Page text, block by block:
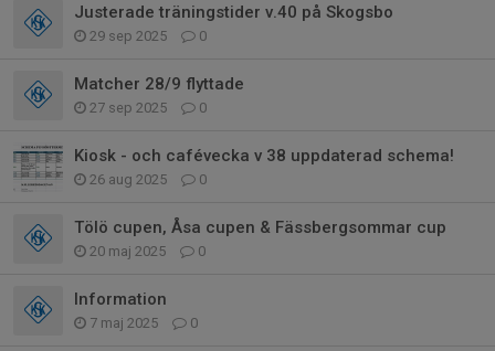
Justerade träningstider v.40 på Skogsbo
29 sep 2025 0
Matcher 28/9 flyttade
27 sep 2025 0
Kiosk - och cafévecka v 38 uppdaterad schema!
26 aug 2025 0
Tölö cupen, Åsa cupen & Fässbergsommar cup
20 maj 2025 0
Information
7 maj 2025 0